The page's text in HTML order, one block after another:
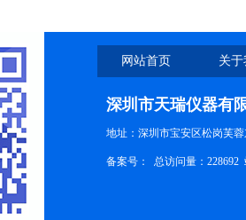
网站首页 关
深圳市天瑞仪器有
地址：深圳市宝安区松岗芙
备案号： 总访问量：228692